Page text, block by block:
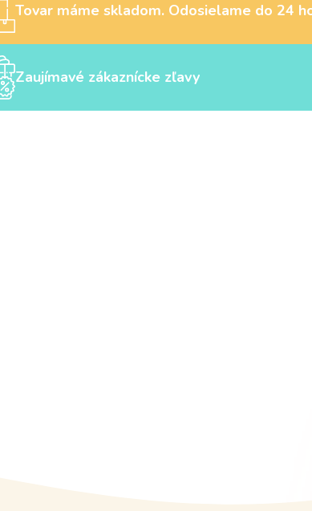
Tovar máme skladom. Odosielame do 24
Zaujímavé zákaznícke zľavy